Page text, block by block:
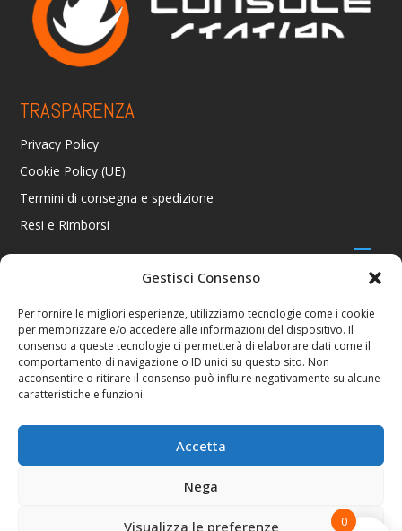
Gestisci Consenso
Per fornire le migliori esperienze, utilizziamo tecnologie come i cookie
per memorizzare e/o accedere alle informazioni del dispositivo. Il
consenso a queste tecnologie ci permetterà di elaborare dati come il
comportamento di navigazione o ID unici su questo sito. Non
acconsentire o ritirare il consenso può influire negativamente su alcune
caratteristiche e funzioni.
Accetta
Nega
Visualizza le preferenze
TRASPARENZA
Privacy Policy
Cookie Policy (UE)
Termini di consegna e spedizione
Resi e Rimborsi
CONTATTI
Via R. Giuliani 70/c Rosso, 50141 Firenze FI
+39 055 4289002 / +39 392 2343100
info@consolestation.it
P.Iva 04990180483
0